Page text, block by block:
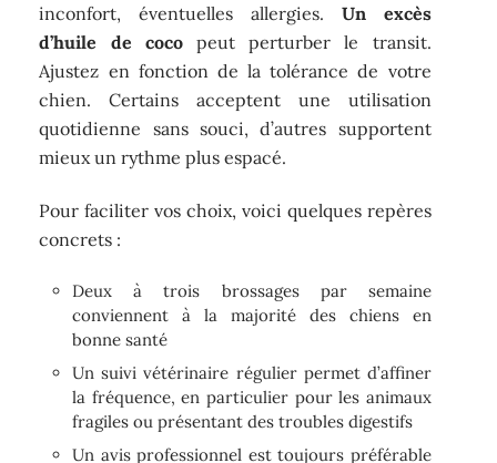
inconfort, éventuelles allergies. Un excès
d’huile de cocopeut perturber le transit.
Ajustez en fonction de la tolérance de votre
chien. Certains acceptent une utilisation
quotidienne sans souci, d’autres supportent
mieux un rythme plus espacé.
Pour faciliter vos choix, voici quelques repères
concrets :
Deux à trois brossages par semaine
conviennent à la majorité des chiens en
bonne santé
Un suivi vétérinaire régulier permet d’affiner
la fréquence, en particulier pour les animaux
fragiles ou présentant des troubles digestifs
Un avis professionnel est toujours préférable